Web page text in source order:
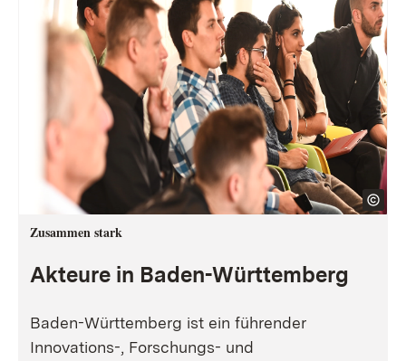
Zusammen stark
Akteure in Baden-Württemberg
Baden-Württemberg ist ein führender
Innovations-, Forschungs- und